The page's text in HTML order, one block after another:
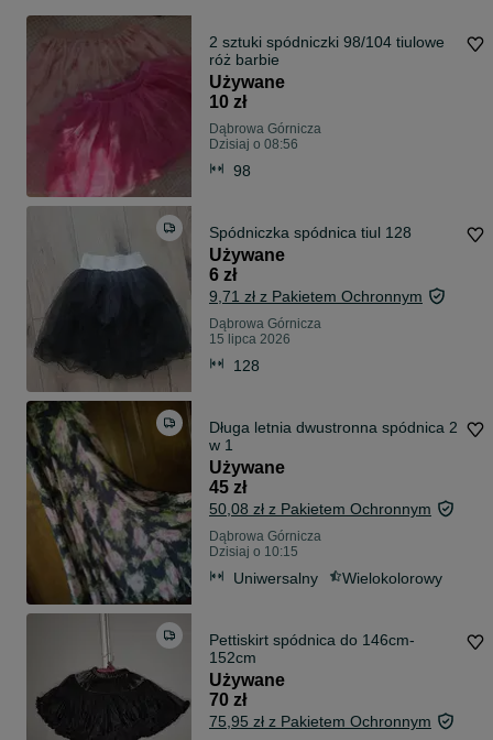
2 sztuki spódniczki 98/104 tiulowe
róż barbie
Używane
10 zł
Dąbrowa Górnicza
Dzisiaj o 08:56
98
Spódniczka spódnica tiul 128
Używane
6 zł
9,71 zł z Pakietem Ochronnym
Dąbrowa Górnicza
15 lipca 2026
128
Długa letnia dwustronna spódnica 2
w 1
Używane
45 zł
50,08 zł z Pakietem Ochronnym
Dąbrowa Górnicza
Dzisiaj o 10:15
Uniwersalny Wielokolorowy
Pettiskirt spódnica do 146cm-
152cm
Używane
70 zł
75,95 zł z Pakietem Ochronnym